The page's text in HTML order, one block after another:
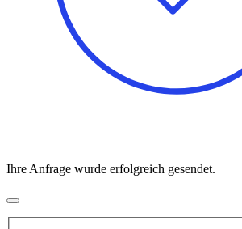
Ihre Anfrage wurde erfolgreich gesendet.